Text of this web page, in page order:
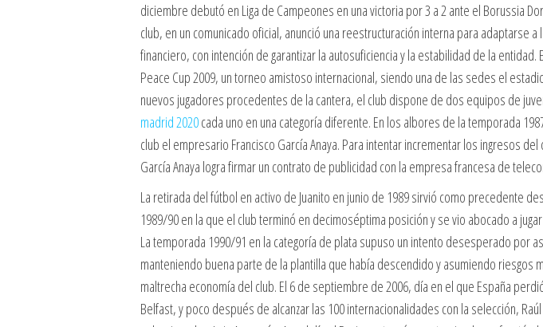
diciembre debutó en Liga de Campeones en una victoria por 3 a 2 ante el Borussia
club, en un comunicado oficial, anunció una reestructuración interna para adaptarse
financiero, con intención de garantizar la autosuficiencia y la estabilidad de la entidad.
Peace Cup 2009, un torneo amistoso internacional, siendo una de las sedes el
nuevos jugadores procedentes de la cantera, el club dispone de dos equipos de
madrid 2020cada uno en una categoría diferente. En los albores de la temporada
club el empresario Francisco García Anaya. Para intentar incrementar los ingresos
García Anaya logra firmar un contrato de publicidad con la empresa francesa de
La retirada del fútbol en activo de Juanito en junio de 1989 sirvió como precedente
1989/90 en la que el club terminó en decimoséptima posición y se vio abocado a
La temporada 1990/91 en la categoría de plata supuso un intento desesperado por
manteniendo buena parte de la plantilla que había descendido y asumiendo riesgos
maltrecha economía del club. El 6 de septiembre de 2006, día en el que España
Belfast, y poco después de alcanzar las 100 internacionalidades con la selección,